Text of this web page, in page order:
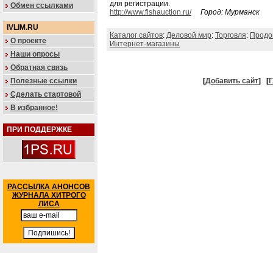
Обмен ссылками
IVLIM.RU
О проекте
Наши опросы
Обратная связь
Полезные ссылки
Сделать стартовой
В избранное!
ПРИ ПОДДЕРЖКЕ
РАССЫЛКА АНОНСОВ
ЖУРНАЛА ХИТРОГО
ЛИСА
для регистрации.
http://www.fishauction.ru/
Город: Мурманск
Каталог сайтов: Деловой мир: Торговля:
Интернет-магазины
[Добавить сайт] [